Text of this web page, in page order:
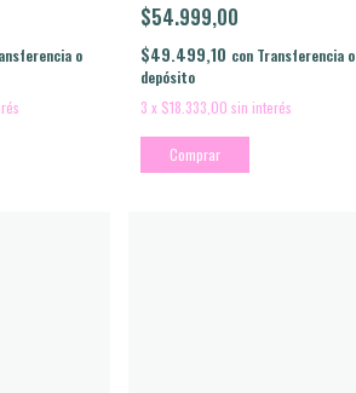
o
$54.999,00
$49.499,10 con Transferencia o
depósito
3 x $18.333,00 sin interés
Comprar